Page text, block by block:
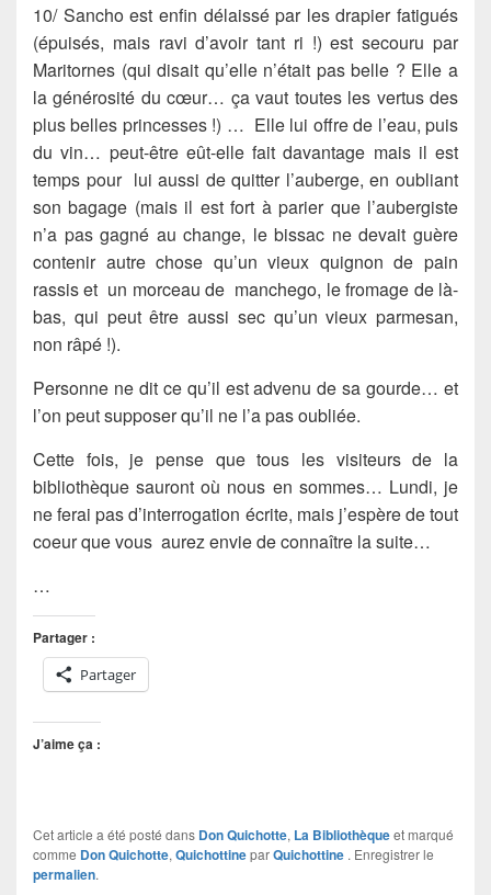
10/ Sanchoest enfin délaissé par les drapier fatigués
(épuisés, mais ravi d’avoir tant ri !) est secouru par
Maritornes (qui disait qu’elle n’était pas belle ? Elle a
la générosité du cœur… ça vaut toutes les vertus des
plus belles princesses !) … Elle lui offre de l’eau, puis
du vin… peut-être eût-elle fait davantage mais il est
temps pour lui aussi de quitter l’auberge, en oubliant
sonbagage (mais il est fort à parier que l’aubergiste
n’a pas gagné au change, le bissac ne devait guère
contenir autre chose qu’un vieux quignon de pain
rassis et un morceau de manchego, le fromage de là-
bas, qui peut être aussi sec qu’un vieux parmesan,
non râpé !).
Personne ne dit ce qu’il est advenu de sagourde… et
l’on peut supposer qu’il ne l’a pas oubliée.
Cette fois, je pense que tous les visiteurs de la
bibliothèque sauront où nous en sommes… Lundi, je
ne ferai pas d’interrogation écrite, mais j’espère de tout
coeur que vous aurez envie de connaître la suite…
…
Partager :
Partager
J’aime ça :
Cet article a été posté dans Don Quichotte, La Bibliothèqueet marqué
comme Don Quichotte, QuichottineparQuichottine . Enregistrer le
permalien.